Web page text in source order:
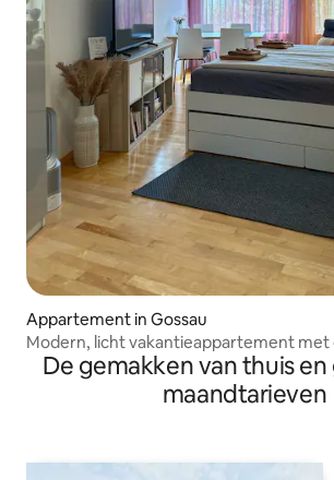
Appartement in Gossau
Modern, licht vakantieappartement met
parkeergelegenheid
De gemakken van thuis
maandtarieven